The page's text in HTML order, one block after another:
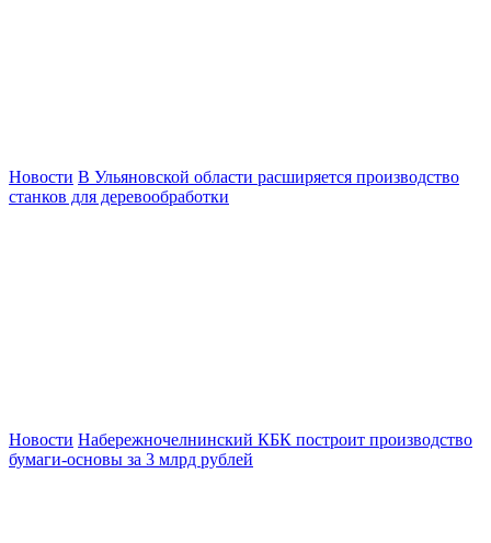
Новости В Ульяновской области расширяется производство
станков для деревообработки
Новости Набережночелнинский КБК построит производство
бумаги-основы за 3 млрд рублей